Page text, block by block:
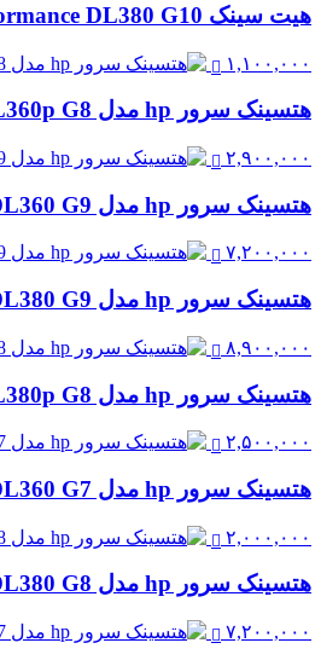
هیت سینک HPE High Performance DL380 G10
۱,۱۰۰,۰۰۰
هتسینک سرور hp مدل DL360p G8
۲,۹۰۰,۰۰۰
هتسینک سرور hp مدل DL360 G9
۷,۲۰۰,۰۰۰
هتسینک سرور hp مدل DL380 G9
۸,۹۰۰,۰۰۰
هتسینک سرور hp مدل DL380p G8
۲,۵۰۰,۰۰۰
هتسینک سرور hp مدل DL360 G7
۲,۰۰۰,۰۰۰
هتسینک سرور hp مدل DL380 G8
۷,۲۰۰,۰۰۰